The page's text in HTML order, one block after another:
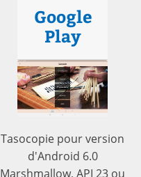
Google
Play
Tasocopie pour version
d'Android 6.0
Marshmallow, API 23 ou